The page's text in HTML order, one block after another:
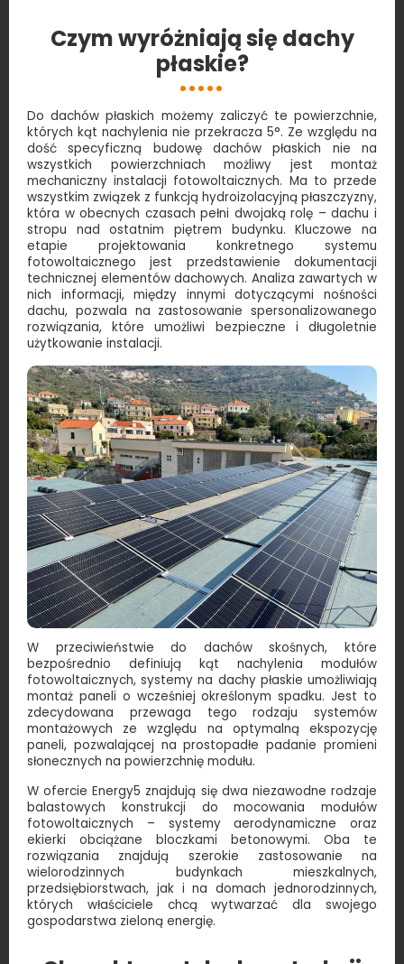
Czym wyróżniają się dachy
płaskie?
Do dachów płaskich możemy zaliczyć te powierzchnie,
których kąt nachylenia nie przekracza 5°. Ze względu na
dość specyficzną budowę dachów płaskich nie na
wszystkich powierzchniach możliwy jest montaż
mechaniczny instalacji fotowoltaicznych. Ma to przede
wszystkim związek z funkcją hydroizolacyjną płaszczyzny,
która w obecnych czasach pełni dwojaką rolę – dachu i
stropu nad ostatnim piętrem budynku. Kluczowe na
etapie projektowania konkretnego systemu
fotowoltaicznego jest przedstawienie dokumentacji
technicznej elementów dachowych. Analiza zawartych w
nich informacji, między innymi dotyczącymi nośności
dachu, pozwala na zastosowanie spersonalizowanego
rozwiązania, które umożliwi bezpieczne i długoletnie
użytkowanie instalacji.
W przeciwieństwie do dachów skośnych, które
bezpośrednio definiują kąt nachylenia modułów
fotowoltaicznych, systemy na dachy płaskie umożliwiają
montaż paneli o wcześniej określonym spadku. Jest to
zdecydowana przewaga tego rodzaju systemów
montażowych ze względu na optymalną ekspozycję
paneli, pozwalającej na prostopadłe padanie promieni
słonecznych na powierzchnię modułu.
W ofercie Energy5 znajdują się dwa niezawodne rodzaje
balastowych konstrukcji do mocowania modułów
fotowoltaicznych – systemy aerodynamiczne oraz
ekierki obciążane bloczkami betonowymi. Oba te
rozwiązania znajdują szerokie zastosowanie na
wielorodzinnych budynkach mieszkalnych,
przedsiębiorstwach, jak i na domach jednorodzinnych,
których właściciele chcą wytwarzać dla swojego
gospodarstwa zieloną energię.